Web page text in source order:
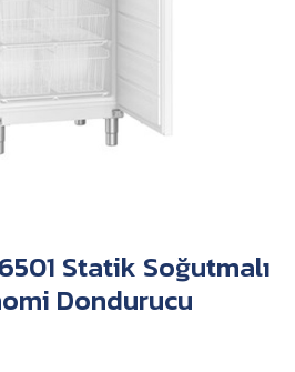
Statik Soğutmalı
Dondurucu